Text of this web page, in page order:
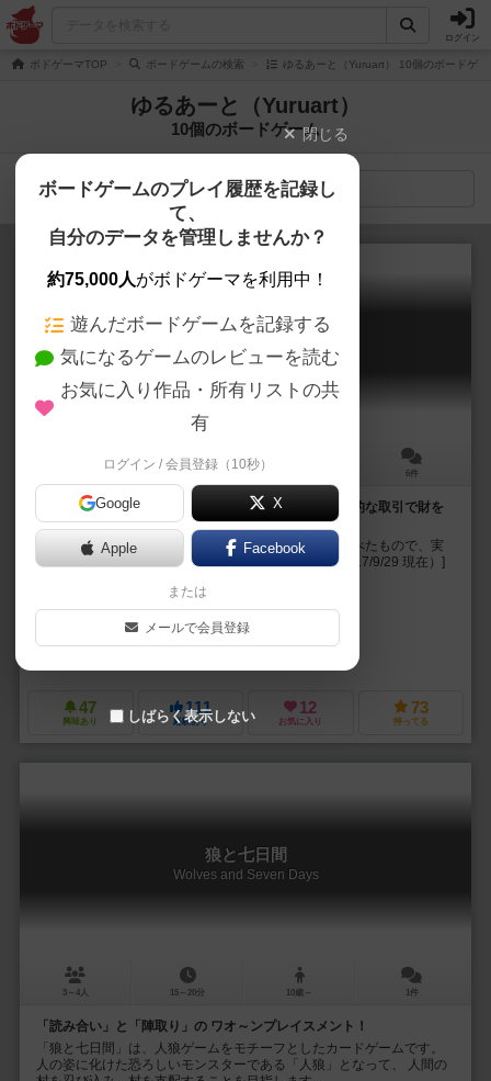
ログイン
ボドゲーマTOP ボードゲームの検索 ゆるあーと（Yuruart） 10個のボードゲー
ゆるあーと（Yuruart）
10個のボードゲーム
検索メニュー
ハンザの女王
the Queen of the Hansa
45分前後 6件
「この国は、わしが育てた」 ハンザ商人となり戦略的な取引で財を
成す
[本ゲームの作者（@yutaka_88）が制作中の内容を述べたもので、実
際頒布される作品では変更になる場合があります（2017/9/29 現在）]
ゆたか（yutaka）
こうちょう（koucho）
47
興味あり
111
経験あり
12
お気に入り
73
持ってる
狼と七日間
Wolves and Seven Days
3～4人 15～20分 10歳～ 1件
「読み合い」と「陣取り」の ワオ～ンプレイスメント！
「狼と七日間」は、人狼ゲームをモチーフとしたカードゲームです。
人の姿に化けた恐ろしいモンスターである「人狼」となって、 人間の
閉じる
ボードゲームのプレイ履歴を記録し
て、
自分のデータを管理しませんか？
約75,000人がボドゲーマを利用中！
遊んだボードゲームを記録する
気になるゲームのレビューを読む
お気に入り作品・所有リストの共
有
ログイン / 会員登録（10秒）
Google X
Apple Facebook
または
メールで会員登録
しばらく表示しない